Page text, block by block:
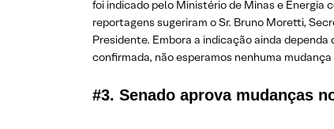
foi indicado pelo Ministério de Minas e Energia
reportagens sugeriram o Sr. Bruno Moretti,
Presidente. Embora a indicação ainda
confirmada, não esperamos nenhuma
#3. Senado aprova mudanças